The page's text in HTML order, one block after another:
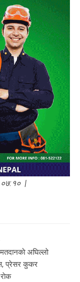
०७:१० |
अघिल्लो
प्रेसर कुकर